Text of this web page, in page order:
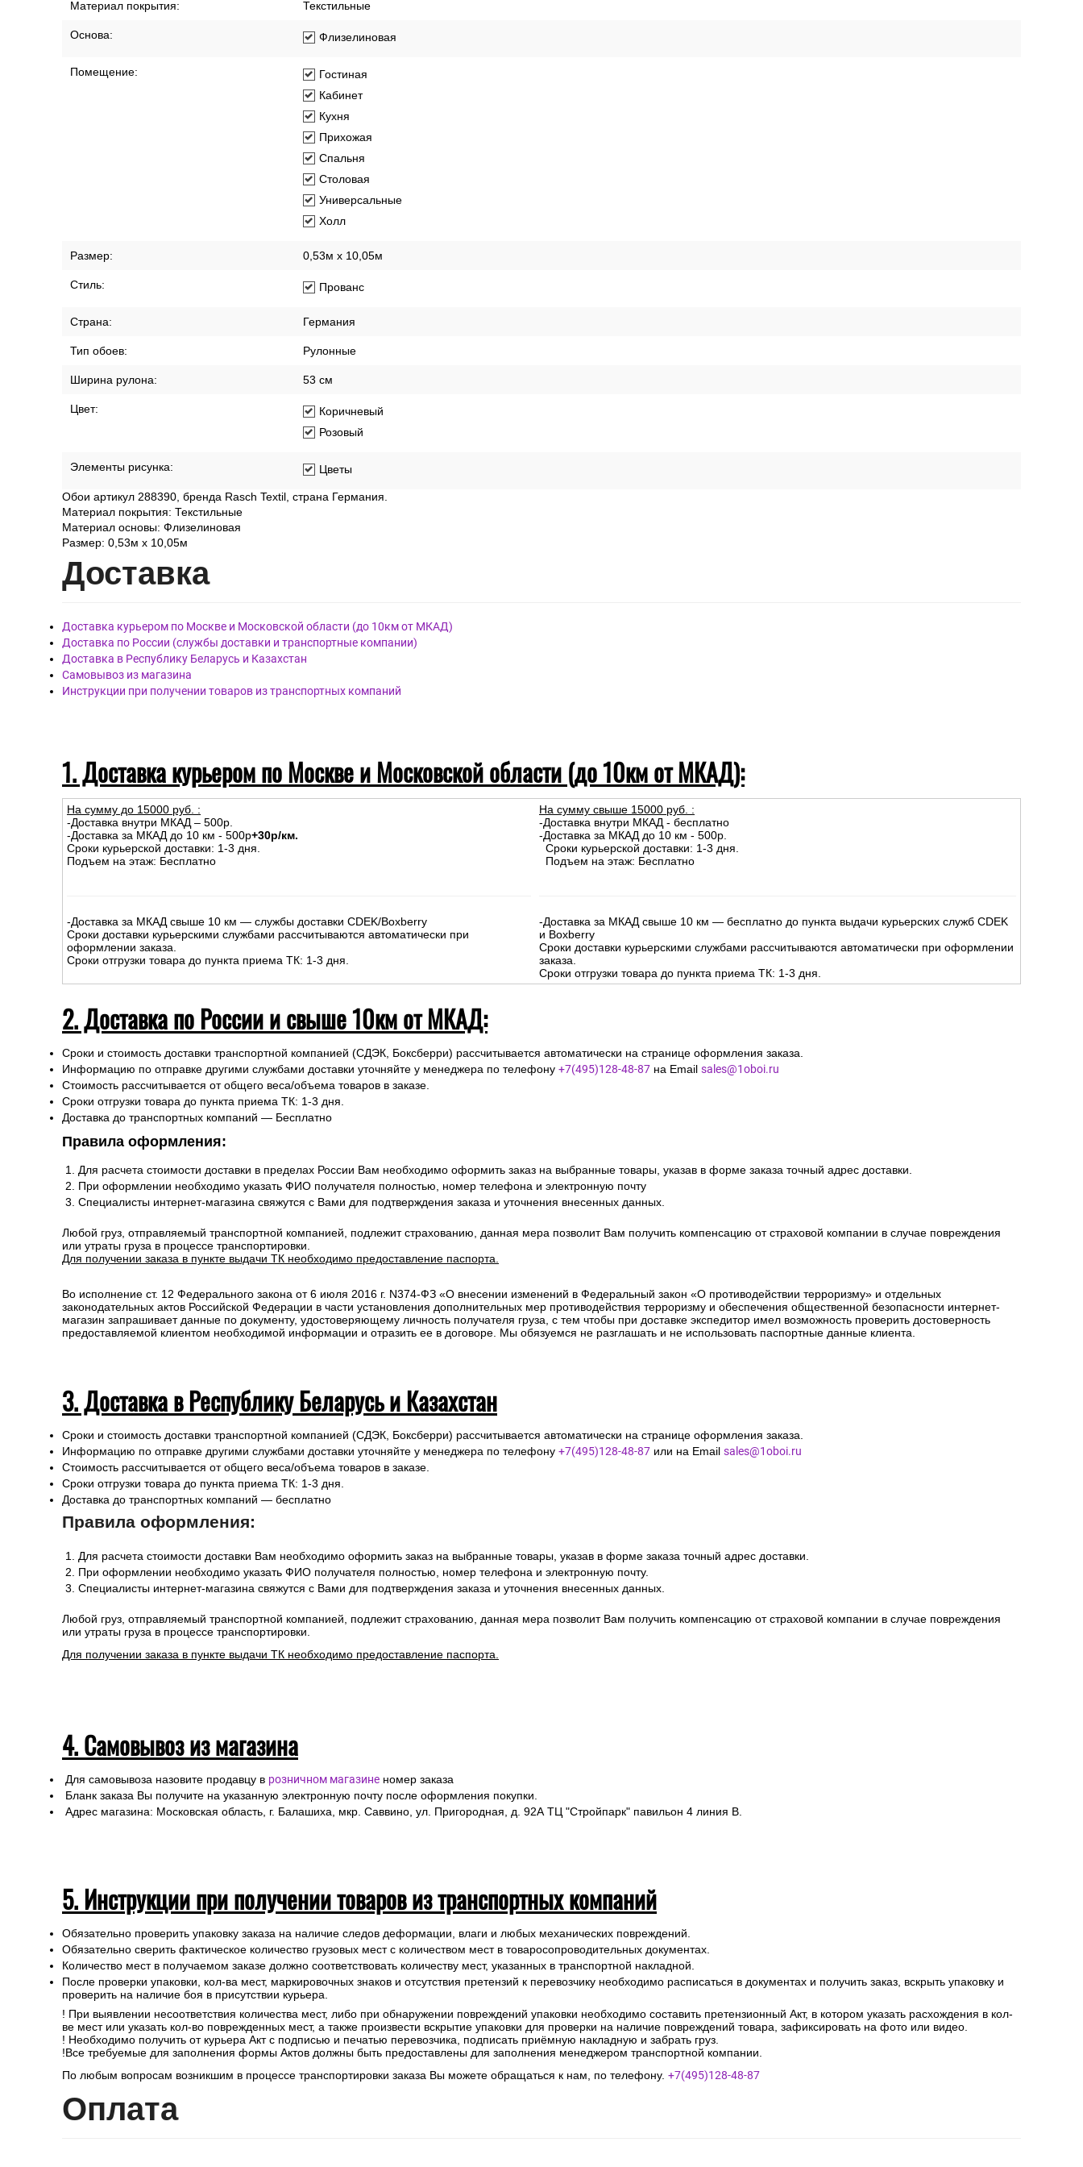
Материал покрытия: Текстильные
Основа: Флизелиновая
Помещение:
Гостиная
Кабинет
Кухня
Прихожая
Спальня
Столовая
Универсальные
Холл
Размер: 0,53м x 10,05м
Стиль: Прованс
Страна: Германия
Тип обоев: Рулонные
Ширина рулона: 53 см
Цвет:
Коричневый
Розовый
Элементы рисунка: Цветы
Обои артикул 288390, бренда Rasch Textil, страна Германия.
Материал покрытия: Текстильные
Материал основы: Флизелиновая
Размер: 0,53м x 10,05м
Доставка
Доставка курьером по Москве и Московской области (до 10км от МКАД)
Доставка по России (службы доставки и транспортные компании)
Доставка в Республику Беларусь и Казахстан
Самовывоз из магазина
Инструкции при получении товаров из транспортных компаний
1. Доставка курьером по Москве и Московской области (до 10км от МКАД):
На сумму до 15000 руб. :
-Доставка внутри МКАД – 500р.
-Доставка за МКАД до 10 км - 500р+30р/км.
Сроки курьерской доставки: 1-3 дня.
Подъем на этаж: Бесплатно
-Доставка за МКАД свыше 10 км — службы доставки CDEK/Boxberry
Сроки доставки курьерскими службами рассчитываются автоматически при
оформлении заказа.
Сроки отгрузки товара до пункта приема ТК: 1-3 дня.
На сумму свыше 15000 руб. :
-Доставка внутри МКАД - бесплатно
-Доставка за МКАД до 10 км - 500р.
Сроки курьерской доставки: 1-3 дня.
Подъем на этаж: Бесплатно
-Доставка за МКАД свыше 10 км — бесплатно до пункта выдачи курьерских служб CDEK
и Boxberry
Сроки доставки курьерскими службами рассчитываются автоматически при оформлении
заказа.
Сроки отгрузки товара до пункта приема ТК: 1-3 дня.
2. Доставка по России и свыше 10км от МКАД:
Сроки и стоимость доставки транспортной компанией (СДЭК, Боксберри) рассчитывается автоматически на странице оформления заказа.
Информацию по отправке другими службами доставки уточняйте у менеджера по телефону +7(495)128-48-87 на Email sales@1oboi.ru
Стоимость рассчитывается от общего веса/объема товаров в заказе.
Сроки отгрузки товара до пункта приема ТК: 1-3 дня.
Доставка до транспортных компаний — Бесплатно
Правила оформления:
Для расчета стоимости доставки в пределах России Вам необходимо оформить заказ на выбранные товары, указав в форме заказа точный адрес доставки.
При оформлении необходимо указать ФИО получателя полностью, номер телефона и электронную почту
Специалисты интернет-магазина свяжутся с Вами для подтверждения заказа и уточнения внесенных данных.
Любой груз, отправляемый транспортной компанией, подлежит страхованию, данная мера позволит Вам получить компенсацию от страховой компании в случае повреждения
или утраты груза в процессе транспортировки.
Для получении заказа в пункте выдачи ТК необходимо предоставление паспорта.
Во исполнение ст. 12 Федерального закона от 6 июля 2016 г. N374-ФЗ «О внесении изменений в Федеральный закон «О противодействии терроризму» и отдельных
законодательных актов Российской Федерации в части установления дополнительных мер противодействия терроризму и обеспечения общественной безопасности интернет-
магазин запрашивает данные по документу, удостоверяющему личность получателя груза, с тем чтобы при доставке экспедитор имел возможность проверить достоверность
предоставляемой клиентом необходимой информации и отразить ее в договоре. Мы обязуемся не разглашать и не использовать паспортные данные клиента.
3. Доставка в Республику Беларусь и Казахстан
Сроки и стоимость доставки транспортной компанией (СДЭК, Боксберри) рассчитывается автоматически на странице оформления заказа.
Информацию по отправке другими службами доставки уточняйте у менеджера по телефону +7(495)128-48-87 или на Email sales@1oboi.ru
Стоимость рассчитывается от общего веса/объема товаров в заказе.
Сроки отгрузки товара до пункта приема ТК: 1-3 дня.
Доставка до транспортных компаний — бесплатно
Правила оформления:
Для расчета стоимости доставки Вам необходимо оформить заказ на выбранные товары, указав в форме заказа точный адрес доставки.
При оформлении необходимо указать ФИО получателя полностью, номер телефона и электронную почту.
Специалисты интернет-магазина свяжутся с Вами для подтверждения заказа и уточнения внесенных данных.
Любой груз, отправляемый транспортной компанией, подлежит страхованию, данная мера позволит Вам получить компенсацию от страховой компании в случае повреждения
или утраты груза в процессе транспортировки.
Для получении заказа в пункте выдачи ТК необходимо предоставление паспорта.
4. Самовывоз из магазина
Для самовывоза назовите продавцу в розничном магазине номер заказа
Бланк заказа Вы получите на указанную электронную почту после оформления покупки.
Адрес магазина: Московская область, г. Балашиха, мкр. Саввино, ул. Пригородная, д. 92А ТЦ "Стройпарк" павильон 4 линия В.
5. Инструкции при получении товаров из транспортных компаний
Обязательно проверить упаковку заказа на наличие следов деформации, влаги и любых механических повреждений.
Обязательно сверить фактическое количество грузовых мест с количеством мест в товаросопроводительных документах.
Количество мест в получаемом заказе должно соответствовать количеству мест, указанных в транспортной накладной.
После проверки упаковки, кол-ва мест, маркировочных знаков и отсутствия претензий к перевозчику необходимо расписаться в документах и получить заказ, вскрыть упаковку и
проверить на наличие боя в присутствии курьера.
! При выявлении несоответствия количества мест, либо при обнаружении повреждений упаковки необходимо составить претензионный Акт, в котором указать расхождения в кол-
ве мест или указать кол-во поврежденных мест, а также произвести вскрытие упаковки для проверки на наличие повреждений товара, зафиксировать на фото или видео.
! Необходимо получить от курьера Акт с подписью и печатью перевозчика, подписать приёмную накладную и забрать груз.
!Все требуемые для заполнения формы Актов должны быть предоставлены для заполнения менеджером транспортной компании.
По любым вопросам возникшим в процессе транспортировки заказа Вы можете обращаться к нам, по телефону. +7(495)128-48-87
Оплата